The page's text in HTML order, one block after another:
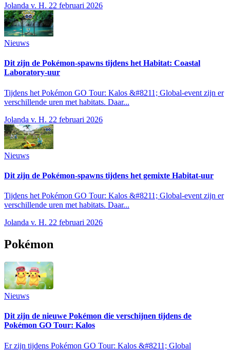
Jolanda v. H. 22 februari 2026
Nieuws
Dit zijn de Pokémon-spawns tijdens het Habitat: Coastal
Laboratory-uur
Tijdens het Pokémon GO Tour: Kalos &#8211; Global-event zijn er
verschillende uren met habitats. Daar...
Jolanda v. H. 22 februari 2026
Nieuws
Dit zijn de Pokémon-spawns tijdens het gemixte Habitat-uur
Tijdens het Pokémon GO Tour: Kalos &#8211; Global-event zijn er
verschillende uren met habitats. Daar...
Jolanda v. H. 22 februari 2026
Pokémon
Nieuws
Dit zijn de nieuwe Pokémon die verschijnen tijdens de
Pokémon GO Tour: Kalos
Er zijn tijdens Pokémon GO Tour: Kalos &#8211; Global